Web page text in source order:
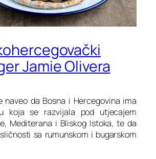
Jamie Olivera
naveo da Bosna i Hercegovina ima
koja se razvijala pod utjecajem
Mediterana i Bliskog Istoka, te da
sa rumunskom i bugarskom